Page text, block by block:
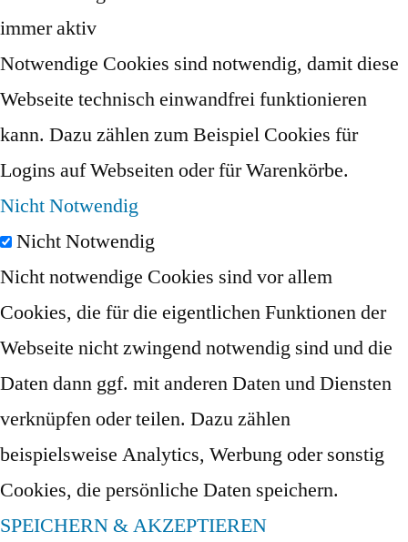
immer aktiv
Notwendige Cookies sind notwendig, damit diese
Webseite technisch einwandfrei funktionieren
kann. Dazu zählen zum Beispiel Cookies für
Logins auf Webseiten oder für Warenkörbe.
Nicht Notwendig
Nicht Notwendig
Nicht notwendige Cookies sind vor allem
Cookies, die für die eigentlichen Funktionen der
Webseite nicht zwingend notwendig sind und die
Daten dann ggf. mit anderen Daten und Diensten
verknüpfen oder teilen. Dazu zählen
beispielsweise Analytics, Werbung oder sonstig
Cookies, die persönliche Daten speichern.
SPEICHERN & AKZEPTIEREN